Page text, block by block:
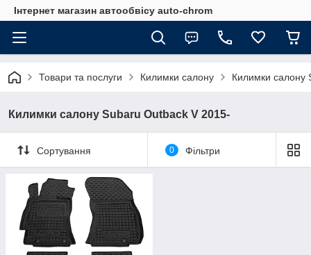
Інтернет магазин автообвісу auto-chrom
Товари та послуги Килимки салону Килимки салону
Килимки салону Subaru Outback V 2015-
Сортування 0 Фільтри